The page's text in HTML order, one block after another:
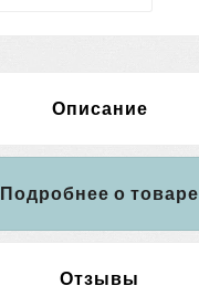
Описание
Подробнее о товаре
Отзывы